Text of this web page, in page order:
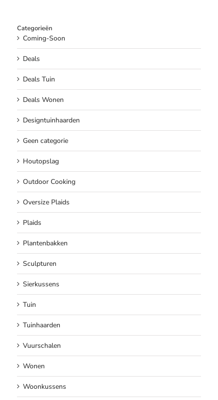
Categorieën
Coming-Soon
Deals
Deals Tuin
Deals Wonen
Designtuinhaarden
Geen categorie
Houtopslag
Outdoor Cooking
Oversize Plaids
Plaids
Plantenbakken
Sculpturen
Sierkussens
Tuin
Tuinhaarden
Vuurschalen
Wonen
Woonkussens